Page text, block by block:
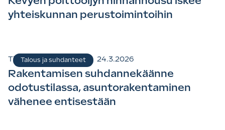
yhteiskunnan perustoimintoihin
Tiedotteet ja uutiset 24.3.2026
Rakentamisen suhdannekäänne
odotustilassa, asuntorakentaminen
vähenee entisestään
Talous ja suhdanteet